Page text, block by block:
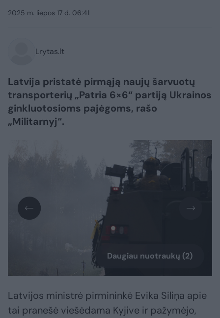
2025 m. liepos 17 d. 06:41
Lrytas.lt
Latvija pristatė pirmąją naujų šarvuotų
transporterių „Patria 6×6“ partiją Ukrainos
ginkluotosioms pajėgoms, rašo
„Militarnyj“.
Daugiau nuotraukų (2)
Latvijos ministrė pirmininkė Evika Siliņa apie
tai pranešė viešėdama Kyjive ir pažymėjo,